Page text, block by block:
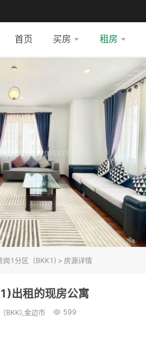
首页 买房 租房
岗1分区（BKK1) > 房源详情
出租的现房公寓
BKK),金边市 599